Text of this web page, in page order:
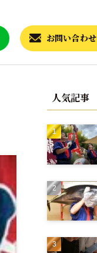
お問い合わせ
人気記事